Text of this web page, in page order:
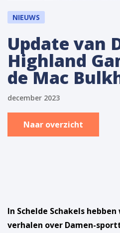
NIEUWS
Update van
Highland
de Mac
december 2023
Naar overzicht
In Schelde Schakels
verhalen over Damen-